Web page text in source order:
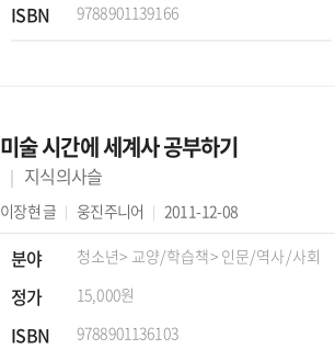
ISBN 9788901139166
미술 시간에 세계사 공부하기
지식의사슬
이장현 글 웅진주니어 2011-12-08
분야 청소년> 교양/학습책> 인문/역사/사회
정가 15,000원
ISBN 9788901136103